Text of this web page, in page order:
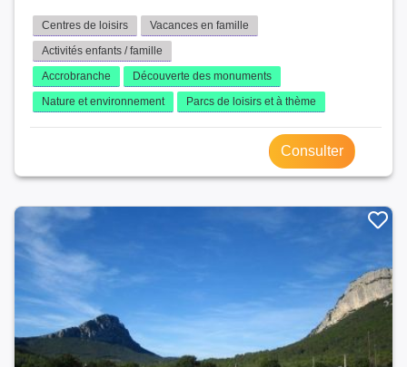
Centres de loisirs
Vacances en famille
Activités enfants / famille
Accrobranche
Découverte des monuments
Nature et environnement
Parcs de loisirs et à thème
Consulter